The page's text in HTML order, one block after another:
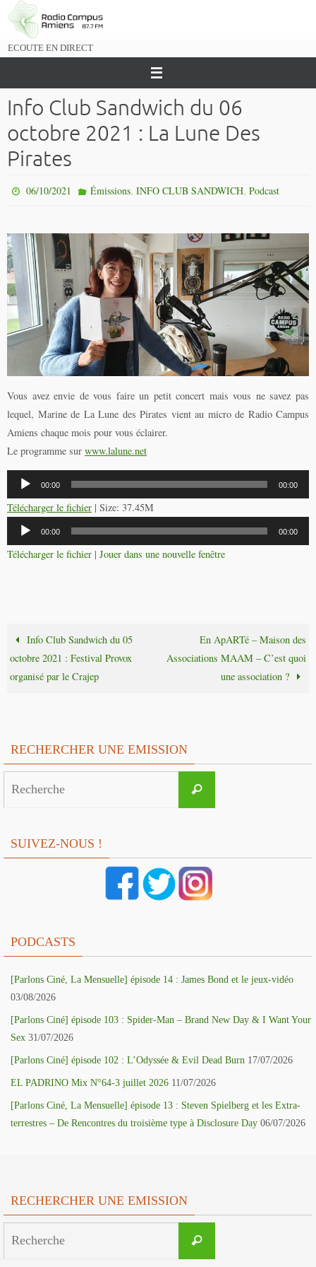
Passer
vers
ECOUTE EN DIRECT
Info Club Sandwich du 06
octobre 2021 : La Lune Des
Pirates
06/10/2021 Émissions, INFO CLUB SANDWICH, Podcast
Vous avez envie de vous faire un petit concert mais vous ne savez pas
lequel, Marine de La Lune des Pirates vient au micro de Radio Campus
Amiens chaque mois pour vous éclairer.
Le programme sur www.lalune.net
Lecteur
audio
00:00 00:00
Télécharger le fichier | Size: 37.45M
Lecteur
audio
00:00 00:00
Télécharger le fichier | Jouer dans une nouvelle fenêtre
Info Club Sandwich du 05
octobre 2021 : Festival Provox
organisé par le Crajep
En ApARTé – Maison des
Associations MAAM – C’est quoi
une association ?
RECHERCHER UNE EMISSION
Recherche
SUIVEZ-NOUS !
PODCASTS
[Parlons Ciné, La Mensuelle] épisode 14 : James Bond et le jeux-vidéo
03/08/2026
[Parlons Ciné] épisode 103 : Spider-Man – Brand New Day & I Want Your
Sex 31/07/2026
[Parlons Ciné] épisode 102 : L’Odyssée & Evil Dead Burn 17/07/2026
EL PADRINO Mix N°64-3 juillet 2026 11/07/2026
[Parlons Ciné, La Mensuelle] épisode 13 : Steven Spielberg et les Extra-
terrestres – De Rencontres du troisième type à Disclosure Day 06/07/2026
RECHERCHER UNE EMISSION
Recherche